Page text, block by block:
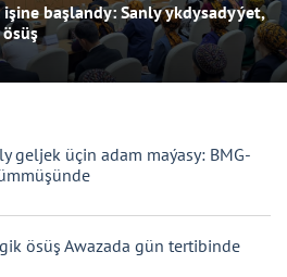
başlandy: Sanly ykdysadyýet,
geljek üçin adam maýasy: BMG-
ösüş Awazada gün tertibinde